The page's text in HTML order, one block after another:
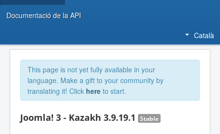
Documentació de la API
Català
This page is not yet fully available in your
language. Make a gift to your community by
translating it! Click here to start.
Joomla! 3 - Kazakh 3.9.19.1 Stable